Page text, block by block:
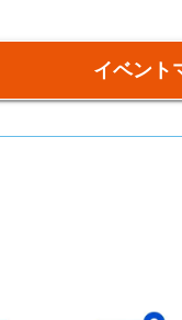
イベント